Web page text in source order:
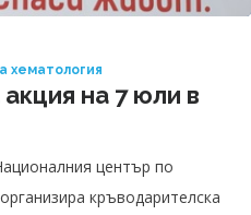
хематология
на 7 юли в
център по
кръводарителска